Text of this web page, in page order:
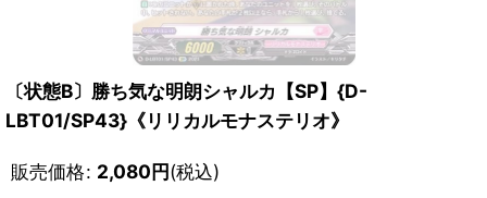
〔状態B〕勝ち気な明朗シャルカ【SP】{D-
LBT01/SP43}《リリカルモナステリオ》
販売価格: 2,080円(税込)